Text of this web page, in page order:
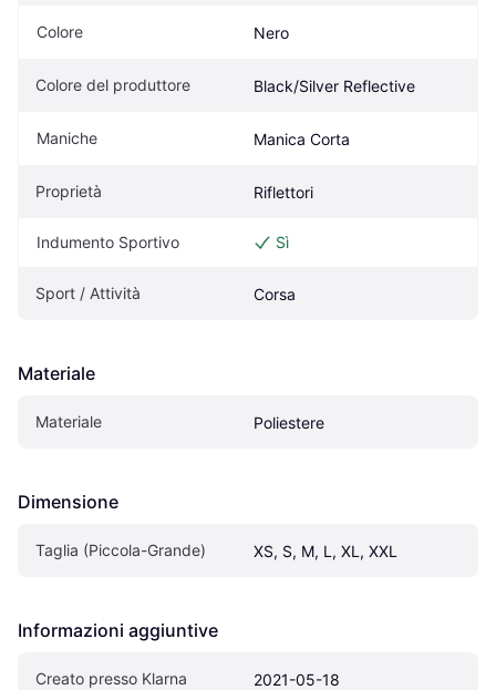
Colore Nero
Colore del produttore Black/Silver Reflective
Maniche Manica Corta
Proprietà Riflettori
Indumento Sportivo Sì
Sport / Attività Corsa
Materiale
Materiale Poliestere
Dimensione
Taglia (Piccola-Grande) XS, S, M, L, XL, XXL
Informazioni aggiuntive
Creato presso Klarna 2021-05-18